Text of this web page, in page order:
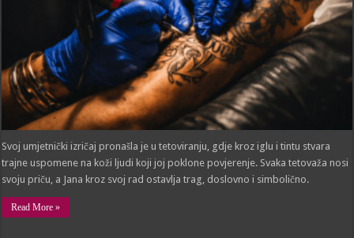
Svoj umjetnički izričaj pronašla je u tetoviranju, gdje kroz iglu i tintu stvara
trajne uspomene na koži ljudi koji joj poklone povjerenje. Svaka tetovaža nosi
svoju priču, a Jana kroz svoj rad ostavlja trag, doslovno i simbolično.
Read More »